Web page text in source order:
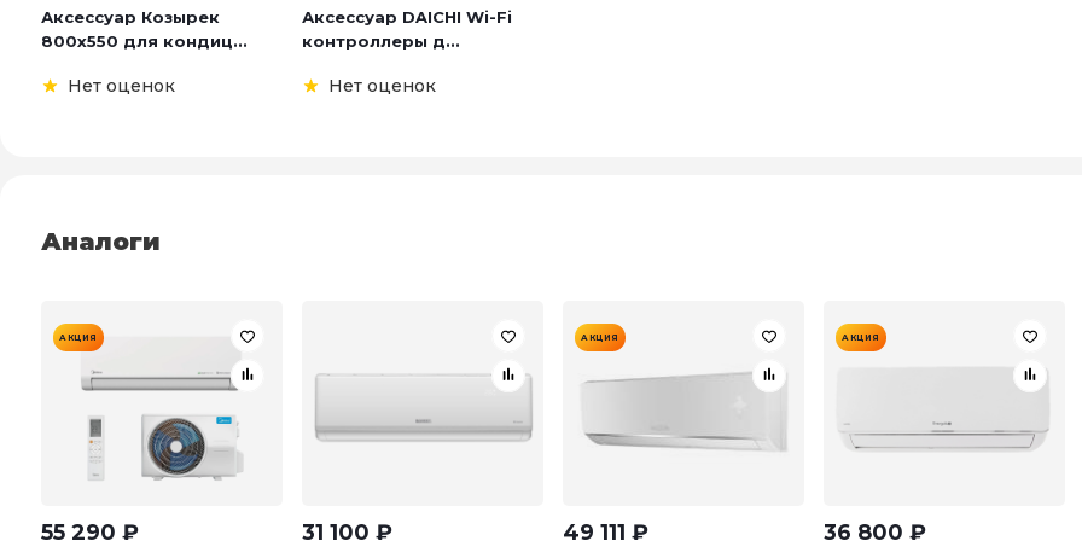
Аксессуар Козырек
800х550 для кондиц...
Нет оценок
Аксессуар DAICHI Wi-Fi
контроллеры д...
Нет оценок
Аналоги
АКЦИЯ
55 290 ₽ 31 100 ₽
АКЦИЯ
49 111 ₽
АКЦИЯ
36 800 ₽